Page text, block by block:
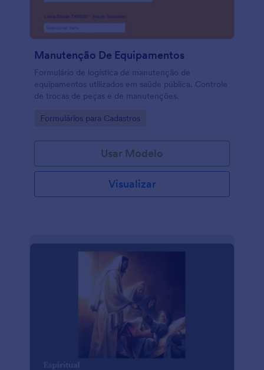
Manutenção De Equipamentos
Formulário de logística de manutenção de
equipamentos utilizados em saúde pública. Controle
de trocas de peças e de manutenções.
Go to Category:
Formulários para Cadastros
Usar Modelo
Visualizar